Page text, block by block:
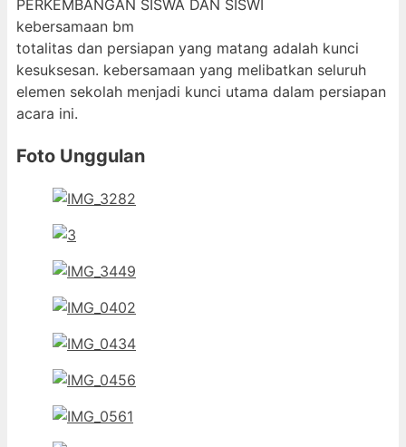
PERKEMBANGAN SISWA DAN SISWI
kebersamaan bm
totalitas dan persiapan yang matang adalah kunci
kesuksesan. kebersamaan yang melibatkan seluruh
elemen sekolah menjadi kunci utama dalam persiapan
acara ini.
Foto Unggulan